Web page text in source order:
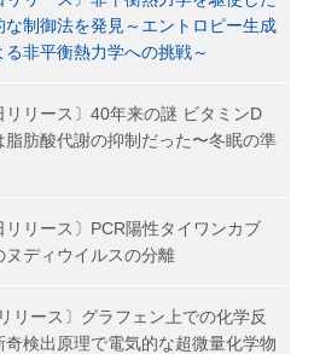
な制御法を発見～エントロピー生成
非平衡熱力学への挑戦～
リリース〕40年来の謎 ビタミンD
脂肪酸代謝の抑制だった〜冬眠の準
リリース〕PCR陽性タイワンカブ
ヌディウイルスの分離
リース〕グラフェン上での化学反
奇検出原理で電気的な超微量化学物